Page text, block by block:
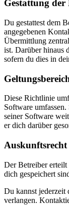
Gestattung
Du gestattest dem
angegebenen
Übermittlung
ist. Darüber hinaus
sofern du dies in
Diese Richtlinie
Software
seiner Software
er dich darüber
Auskunftsrecht
Der Betreiber
dich gespeichert
Du kannst jederzeit
verlangen.